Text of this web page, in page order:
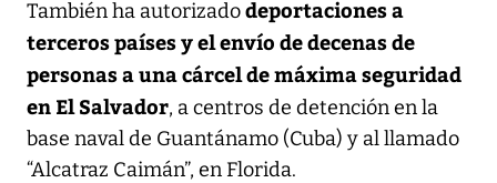
También ha autorizadodeportaciones a
terceros países y el envío de decenas de
personas a una cárcel de máxima seguridad
en El Salvador, a centros de detención en la
base naval de Guantánamo (Cuba) y al llamado
“Alcatraz Caimán”, en Florida.